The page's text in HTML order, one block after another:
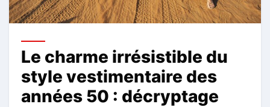
Le charme irrésistible du
style vestimentaire des
années 50 : décryptage